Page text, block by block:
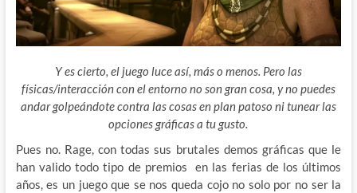
Y es cierto, el juego luce así, más o menos. Pero las
físicas/interacción con el entorno no son gran cosa, y no puedes
andar golpeándote contra las cosas en plan patoso ni tunear las
opciones gráficas a tu gusto.
Pues no. Rage, con todas sus brutales demos gráficas que le
han valido todo tipo de premios en las ferias de los últimos
años, es un juego que se nos queda cojo no solo por no ser la